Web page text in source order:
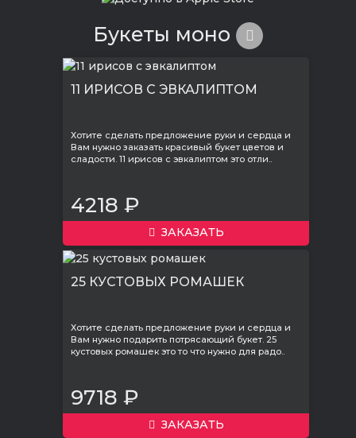
Букеты моно
11 ИРИСОВ С ЭВКАЛИПТОМ
Хотите сделать предложение руки и сердца и
Вам нужно заказать красивый букет цветов и
сладости. 11 ирисов с эвкалиптом это отли..
4218 ₽
ЗАКАЗАТЬ
25 КУСТОВЫХ РОМАШЕК
Хотите сделать предложение руки и сердца и
Вам нужно подарить потрясающий букет. 25
кустовых ромашек это то что нужно для радо..
9718 ₽
ЗАКАЗАТЬ